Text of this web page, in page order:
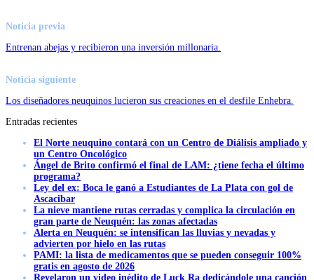
Noticia previa
Entrenan abejas y recibieron una inversión millonaria.
Noticia siguiente
Los diseñadores neuquinos lucieron sus creaciones en el desfile Enhebra.
Entradas recientes
El Norte neuquino contará con un Centro de Diálisis ampliado y
un Centro Oncológico
Ángel de Brito confirmó el final de LAM: ¿tiene fecha el último
programa?
Ley del ex: Boca le ganó a Estudiantes de La Plata con gol de
Ascacibar
La nieve mantiene rutas cerradas y complica la circulación en
gran parte de Neuquén: las zonas afectadas
Alerta en Neuquén: se intensifican las lluvias y nevadas y
advierten por hielo en las rutas
PAMI: la lista de medicamentos que se pueden conseguir 100%
gratis en agosto de 2026
Revelaron un video inédito de Luck Ra dedicándole una canción